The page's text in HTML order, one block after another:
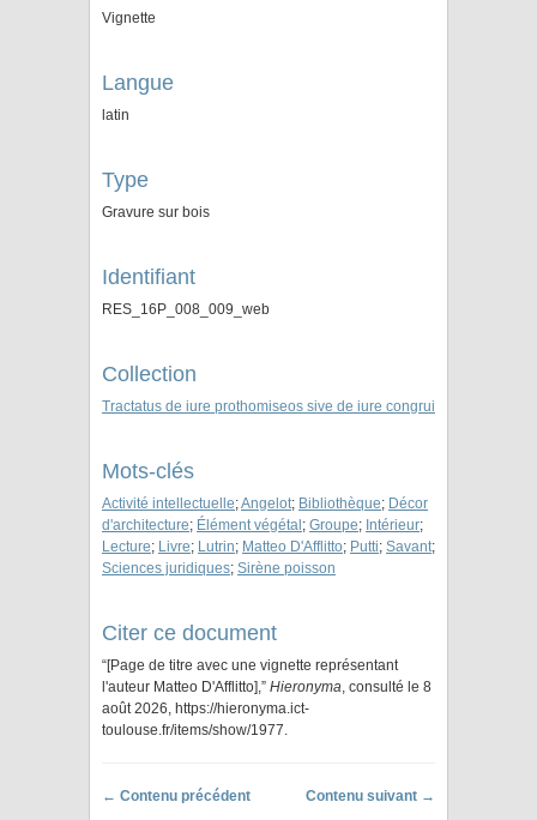
Vignette
Langue
latin
Type
Gravure sur bois
Identifiant
RES_16P_008_009_web
Collection
Tractatus de iure prothomiseos sive de iure congrui
Mots-clés
Activité intellectuelle;Angelot; Bibliothèque; Décor
d'architecture; Élément végétal ; Groupe; Intérieur;
Lecture; Livre; Lutrin; Matteo D'Afflitto; Putti; Savant;
Sciences juridiques; Sirène poisson
Citer ce document
“[Page de titre avec une vignette représentant
l'auteur Matteo D'Afflitto],” Hieronyma, consulté le 8
août 2026, https://hieronyma.ict-
toulouse.fr/items/show/1977.
← Contenu précédent Contenu suivant →